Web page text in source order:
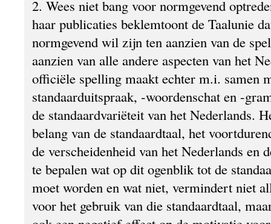
2. Wees niet bang voor normgevend
haar publicaties beklemtoont de Taalunie
normgevend wil zijn ten aanzien van de
aanzien van alle andere aspecten van het
officiële spelling maakt echter m.i. samen
standaarduitspraak, -woordenschat en -
de standaardvariëteit van het Nederlands.
belang van de standaardtaal, het
de verscheidenheid van het Nederlands en
te bepalen wat op dit ogenblik tot de
moet worden en wat niet, vermindert niet
voor het gebruik van die standaardtaal,